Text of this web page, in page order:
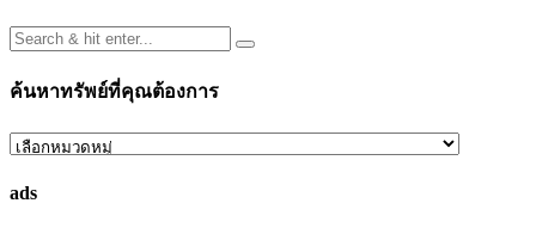
ค้นหาทรัพย์ที่คุณต้องการ
ค้นหา
ที่
ads